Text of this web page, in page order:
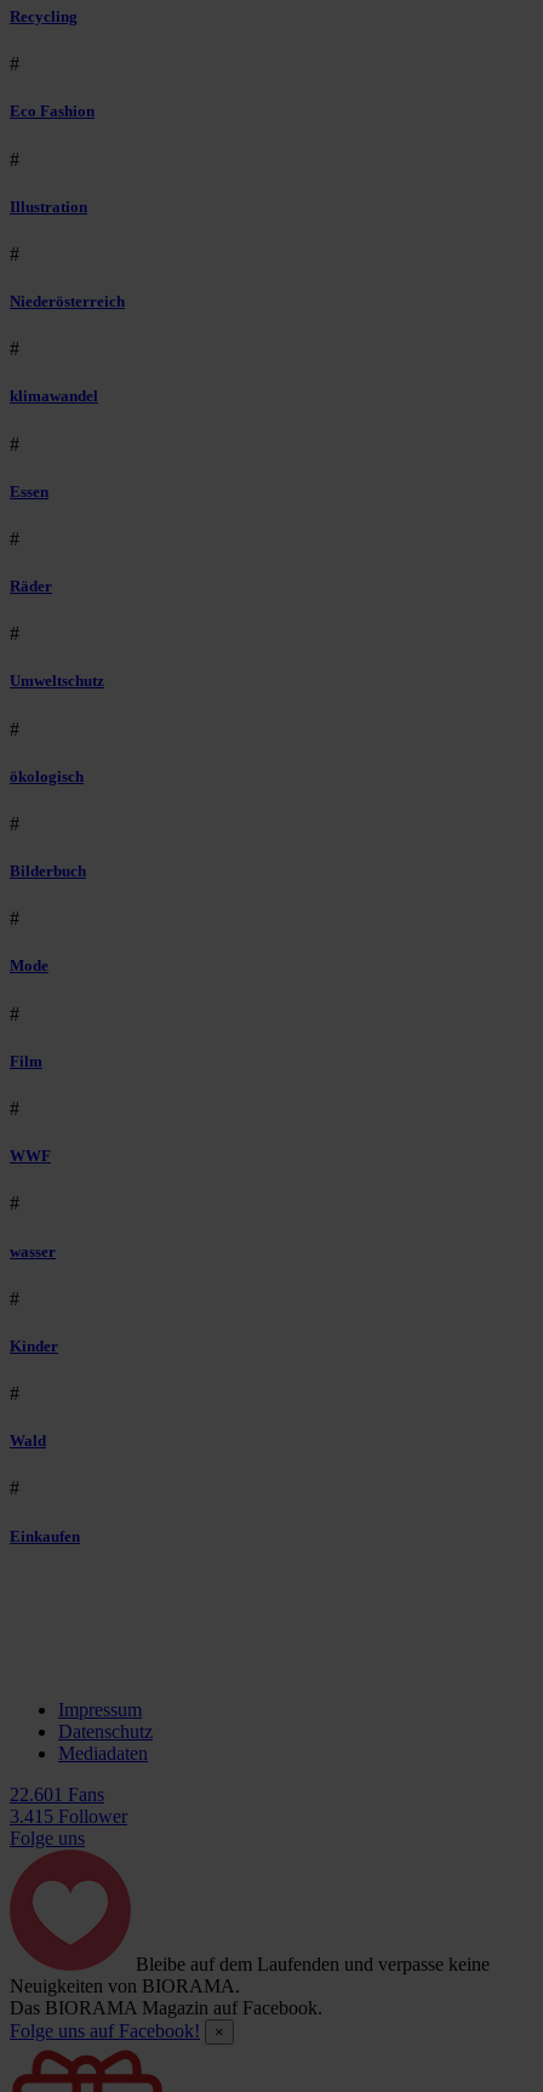
Recycling
#
Eco Fashion
#
Illustration
#
Niederösterreich
#
klimawandel
#
Essen
#
Räder
#
Umweltschutz
#
ökologisch
#
Bilderbuch
#
Mode
#
Film
#
WWF
#
wasser
#
Kinder
#
Wald
#
Einkaufen
Impressum
Datenschutz
Mediadaten
22.601 Fans
3.415 Follower
Folge uns
Bleibe auf dem Laufenden und verpasse keine
Neuigkeiten von BIORAMA.
Das BIORAMA Magazin auf Facebook.
Folge uns auf Facebook!
×